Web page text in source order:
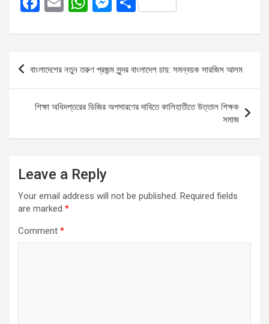
ce
o
o
k
ail at
A
p
p
se
g
er
ar
Post
navigation
বাংলাদেশের নতুন তরুণ প্রজন্ম সুন্দর বাংলাদেশ চায়: সমন্বয়ক সারজিস আলম
শিক্ষা অধিদপ্তরের ডিজির অপসারণের দাবিতে কালিহাতীতে উত্তাল শিক্ষক
সমাজ
Leave a Reply
Your email address will not be published. Required fields
are marked *
Comment *